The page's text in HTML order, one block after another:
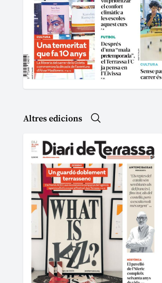
Altres edicions